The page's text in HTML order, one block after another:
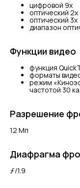
цифровой 9х
оптический
оптический
диапазон
Функции видео
функция
форматы
режим
частотой 30
Разрешение
12 Мп
Диафрагма
ƒ/1.9